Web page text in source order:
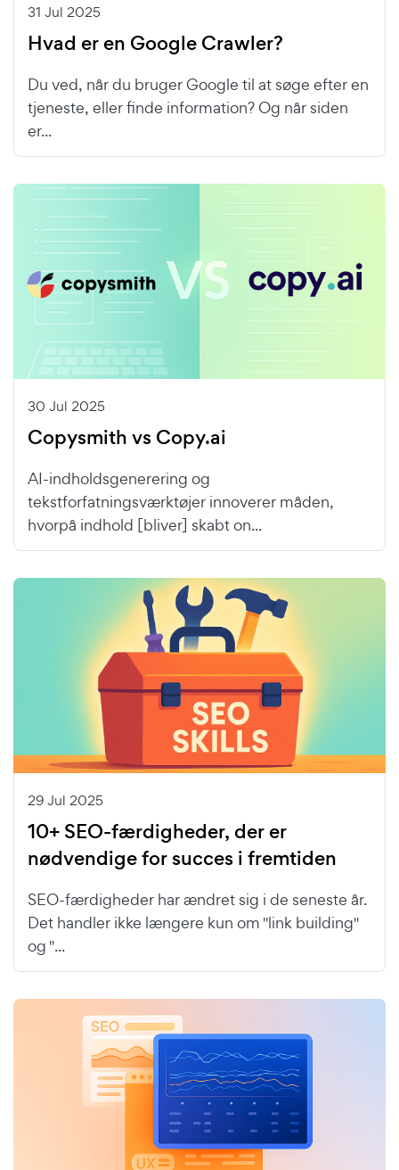
31 Jul 2025
Hvad er en Google Crawler?
Du ved, når du bruger Google til at søge efter en
tjeneste, eller finde information? Og når siden
er...
30 Jul 2025
Copysmith vs Copy.ai
AI-indholdsgenerering og
tekstforfatningsværktøjer innoverer måden,
hvorpå indhold [bliver] skabt on...
29 Jul 2025
10+ SEO-færdigheder, der er
nødvendige for succes i fremtiden
SEO-færdigheder har ændret sig i de seneste år.
Det handler ikke længere kun om "link building"
og "...